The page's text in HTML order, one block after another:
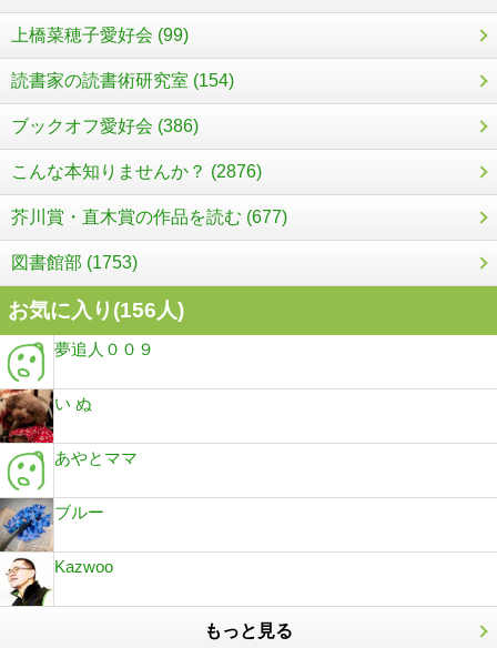
上橋菜穂子愛好会 (99)
読書家の読書術研究室 (154)
ブックオフ愛好会 (386)
こんな本知りませんか？ (2876)
芥川賞・直木賞の作品を読む (677)
図書館部 (1753)
お気に入り(156人)
夢追人００９
い ぬ
あやとママ
ブルー
Kazwoo
もっと見る